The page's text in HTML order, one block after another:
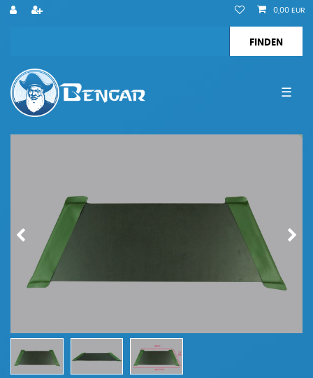
0,00 EUR
☰